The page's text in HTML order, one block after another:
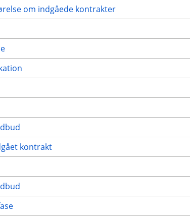
om indgåede kontrakter
kontrakt